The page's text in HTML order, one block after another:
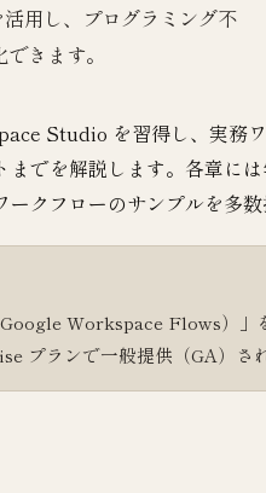
用し、プログラミング不
きます。
Studio を習得し、実務
でを解説します。各章に
クフローのサンプルを多数
Workspace Flows）」
プランで一般提供（GA）され